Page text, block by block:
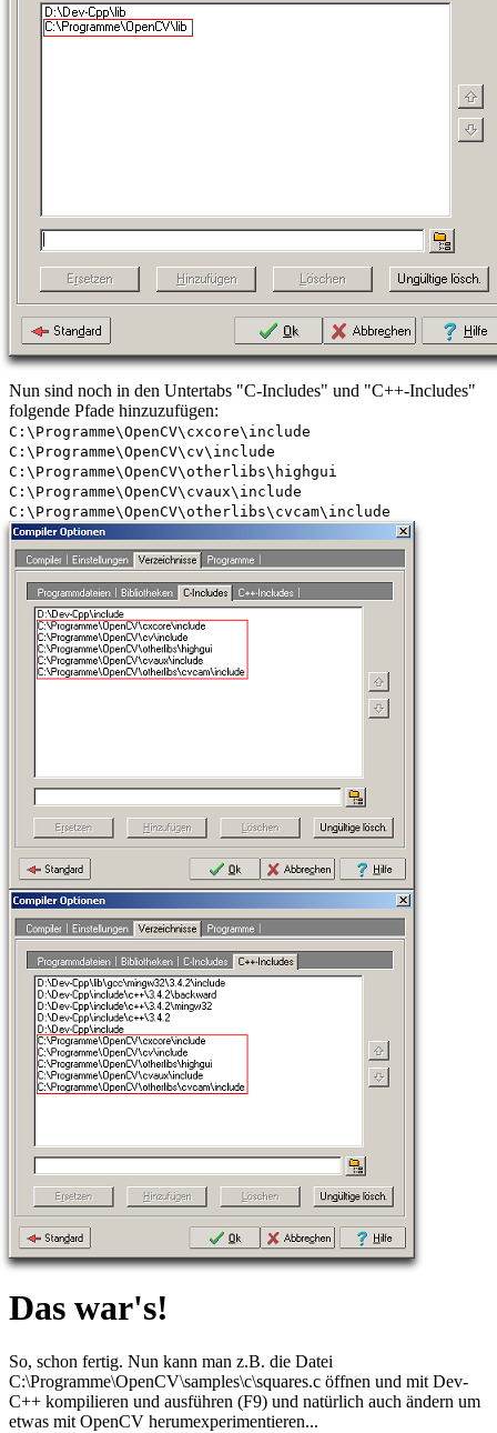
Nun sind noch in den Untertabs "C-Includes" und "C++-Includes"
folgende Pfade hinzuzufügen:
C:\Programme\OpenCV\cxcore\include
C:\Programme\OpenCV\cv\include
C:\Programme\OpenCV\otherlibs\highgui
C:\Programme\OpenCV\cvaux\include
C:\Programme\OpenCV\otherlibs\cvcam\include
Das war's!
So, schon fertig. Nun kann man z.B. die Datei
C:\Programme\OpenCV\samples\c\squares.c öffnen und mit Dev-
C++ kompilieren und ausführen (F9) und natürlich auch ändern um
etwas mit OpenCV herumexperimentieren...